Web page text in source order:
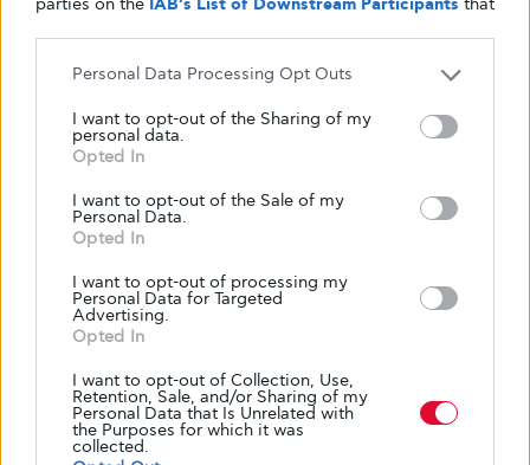
Personal Data Processing Opt Outs
I want to opt-out of the Sharing of my
personal data.
Opted In
I want to opt-out of the Sale of my
Personal Data.
Opted In
I want to opt-out of processing my
Personal Data for Targeted
Advertising.
Opted In
I want to opt-out of Collection, Use,
Retention, Sale, and/or Sharing of my
Personal Data that Is Unrelated with
the Purposes for which it was
collected.
Μείνετε ενημερωμένοι: Μείνετε ενημερωμένοι
με τις πιο πρόσφατες στρατηγικές έρευνας και
διαχείρισης του διαβήτη. Η γνώση
ενδυναμώνει, επιτρέποντάς σας να λαμβάνετε
τεκμηριωμένες αποφάσεις για την υγεία σας.
Μια ολιστική προσέγγιση για τη ζωή με τον
βιαβήτη
Το να ζεις με διαβήτη δεν σημαίνει ότι θέτεις
σε κίνδυνο την υγεία ή την ποιότητα ζωής. Με